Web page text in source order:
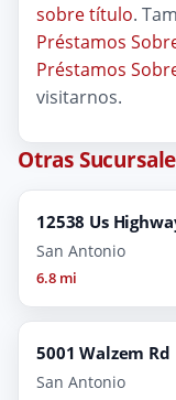
sobre título.
Préstamos
Préstamos
visitarnos.
Otras
12538 Us
San Antonio
6.8 mi
5001 Walzem Rd
San Antonio